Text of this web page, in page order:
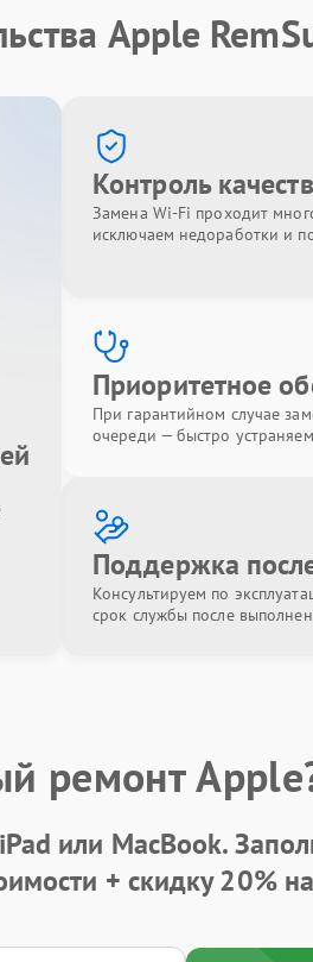
Apple
Контроль
Замена Wi-Fi проходит
исключаем недоработки и
Приоритетное
При гарантийном случае
очереди — быстро
Поддержка
Консультируем по
срок службы после
ремонт
или MacBook.
+ скидку 20%